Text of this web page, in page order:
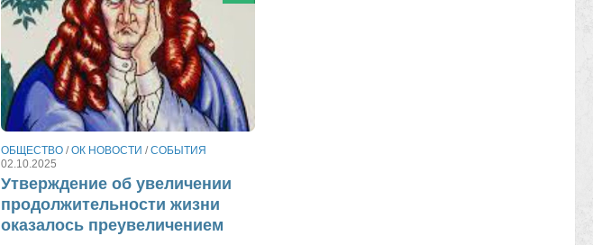
ОБЩЕСТВО /ОК НОВОСТИ /СОБЫТИЯ
02.10.2025
Утверждение об увеличении
продолжительности жизни
оказалось преувеличением